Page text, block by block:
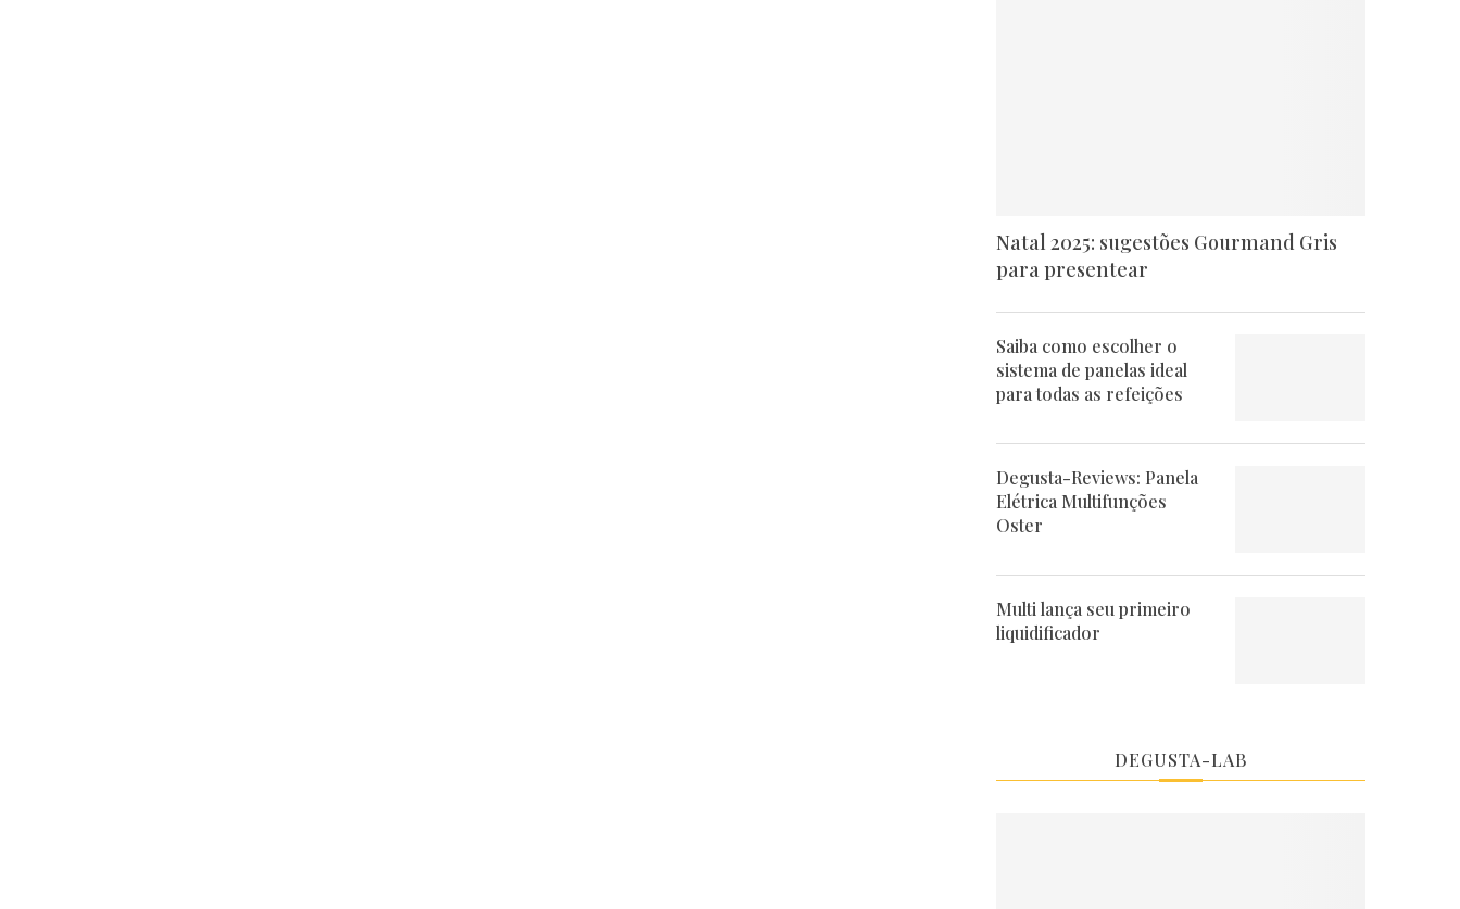
Natal 2025: sugestões Gourmand Gris
para presentear
Saiba como escolher o
sistema de panelas ideal
para todas as refeições
Degusta-Reviews: Panela
Elétrica Multifunções
Oster
Multi lança seu primeiro
liquidificador
DEGUSTA-LAB